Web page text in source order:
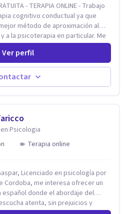
- TERAPIA ONLINE - Trabajo
cognitivo conductual ya que
método de aproximación al
a la psicoterapia en particular. Me
cambio conductual por los que una
objetivos, transitando,
sus patrones cognitivos y
específicas como trastornos
también crisis vitales y procesos
Ver perfil
Psicologia
Terapia online
Licenciado en psicología por
Cordoba, me interesa ofrecer un
donde el abordaje del
atenta, sin prejuicios y